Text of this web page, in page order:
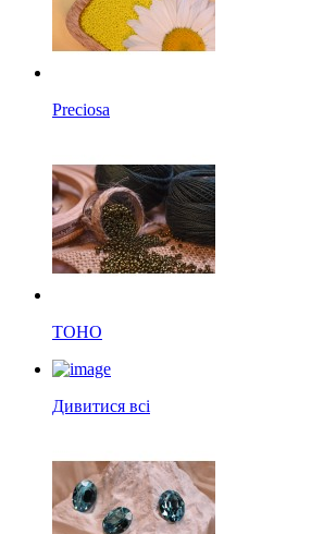
Preciosa
TOHO
Дивитися всі